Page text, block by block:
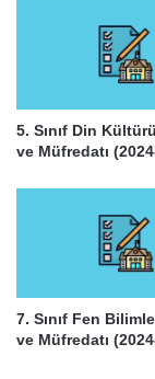
5. Sınıf Din
ve Müfredatı
7. Sınıf Fen
ve Müfredatı